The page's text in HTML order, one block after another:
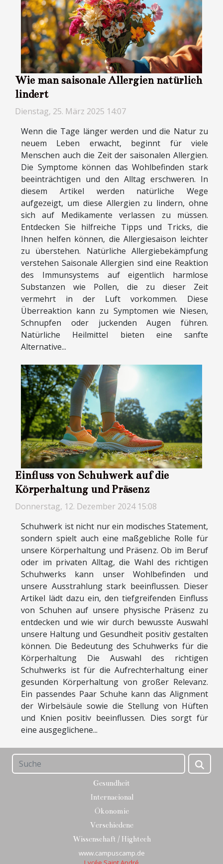
Wie man saisonale Allergien natürlich
lindert
Dienstag, 25. März 2025 14:07
Wenn die Tage länger werden und die Natur zu
neuem Leben erwacht, beginnt für viele
Menschen auch die Zeit der saisonalen Allergien.
Die Symptome können das Wohlbefinden stark
beeinträchtigen und den Alltag erschweren. In
diesem Artikel werden natürliche Wege
aufgezeigt, um diese Allergien zu lindern, ohne
sich auf Medikamente verlassen zu müssen.
Entdecken Sie hilfreiche Tipps und Tricks, die
Ihnen helfen können, die Allergiesaison leichter
zu überstehen. Natürliche Allergiebekämpfung
verstehen Saisonale Allergien sind eine Reaktion
des Immunsystems auf eigentlich harmlose
Substanzen wie Pollen, die zu dieser Zeit
vermehrt in der Luft vorkommen. Diese
Überreaktion kann zu Symptomen wie Niesen,
Schnupfen oder juckenden Augen führen.
Natürliche Heilmittel bieten eine sanfte
Alternative...
Einfluss von Schuhwerk auf die
Körperhaltung und Präsenz
Donnerstag, 12. Dezember 2024 15:08
Schuhwerk ist nicht nur ein modisches Statement,
sondern spielt auch eine maßgebliche Rolle für
unsere Körperhaltung und Präsenz. Ob im Beruf
oder im privaten Alltag, die Wahl des richtigen
Schuhwerks kann unser Wohlbefinden und
unsere Ausstrahlung stark beeinflussen. Dieser
Artikel lädt dazu ein, den tiefgreifenden Einfluss
von Schuhen auf unsere physische Präsenz zu
entdecken und wie wir durch bewusste Auswahl
unsere Haltung und Gesundheit positiv gestalten
können. Die Bedeutung des Schuhwerks für die
Körperhaltung Die Auswahl des richtigen
Schuhwerks ist für die Aufrechterhaltung einer
gesunden Körperhaltung von großer Relevanz.
Ein passendes Paar Schuhe kann das Alignment
der Wirbelsäule sowie die Stellung von Hüften
und Knien positiv beeinflussen. Dies sorgt für
eine ausgeglichene...
Gesundheit
Internacional
Ökonomie
Verschiedene
Wissenschaft / Hightech
www.campuscamp.de